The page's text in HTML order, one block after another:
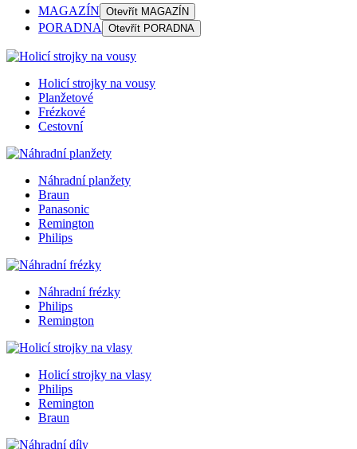
MAGAZÍN Otevřít MAGAZÍN
PORADNA Otevřít PORADNA
Holicí strojky na vousy
Planžetové
Frézkové
Cestovní
Náhradní planžety
Braun
Panasonic
Remington
Philips
Náhradní frézky
Philips
Remington
Holicí strojky na vlasy
Philips
Remington
Braun